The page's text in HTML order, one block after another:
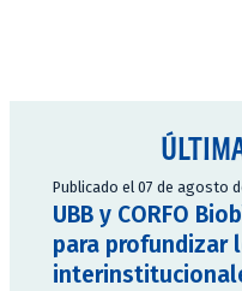
Publicado el 07 de agosto
UBB y CORFO
para profundizar